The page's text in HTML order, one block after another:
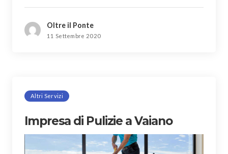
Oltre il Ponte
11 Settembre 2020
Altri Servizi
Impresa di Pulizie a Vaiano